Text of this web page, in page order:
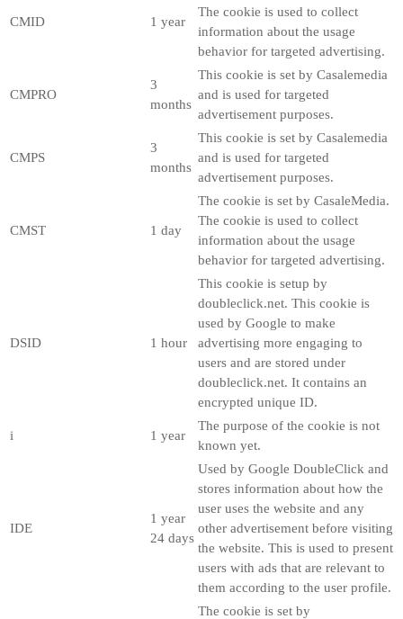
CMID 1 year
The cookie is used to collect
information about the usage
behavior for targeted advertising.
CMPRO
3
months
This cookie is set by Casalemedia
and is used for targeted
advertisement purposes.
CMPS
3
months
This cookie is set by Casalemedia
and is used for targeted
advertisement purposes.
CMST 1 day
The cookie is set by CasaleMedia.
The cookie is used to collect
information about the usage
behavior for targeted advertising.
DSID 1 hour
This cookie is setup by
doubleclick.net. This cookie is
used by Google to make
advertising more engaging to
users and are stored under
doubleclick.net. It contains an
encrypted unique ID.
i 1 year
The purpose of the cookie is not
known yet.
IDE
1 year
24 days
Used by Google DoubleClick and
stores information about how the
user uses the website and any
other advertisement before visiting
the website. This is used to present
users with ads that are relevant to
them according to the user profile.
The cookie is set by